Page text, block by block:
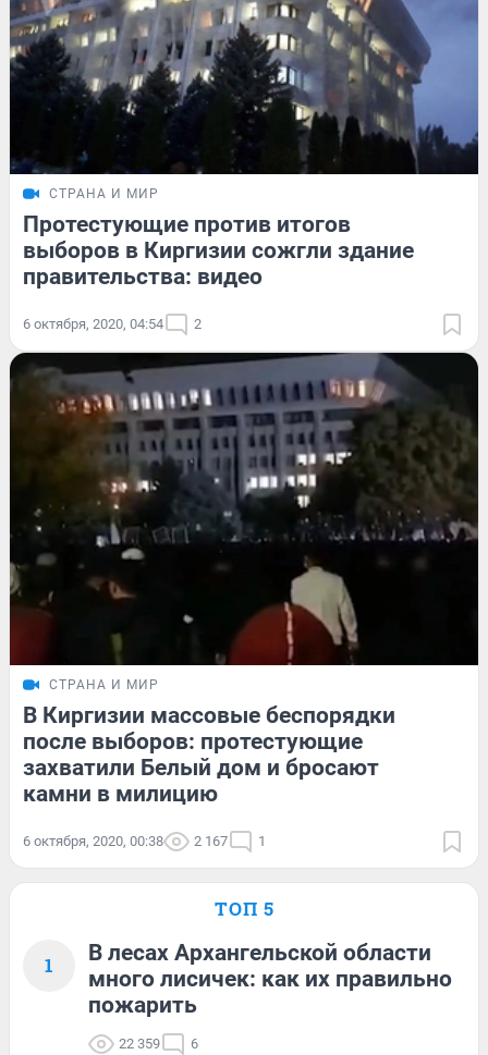
СТРАНА И МИР
Протестующие против итогов
выборов в Киргизии сожгли здание
правительства: видео
6 октября, 2020, 04:54 2
СТРАНА И МИР
В Киргизии массовые беспорядки
после выборов: протестующие
захватили Белый дом и бросают
камни в милицию
6 октября, 2020, 00:38 2 167 1
ТОП 5
1
В лесах Архангельской области
много лисичек: как их правильно
пожарить
22 359 6